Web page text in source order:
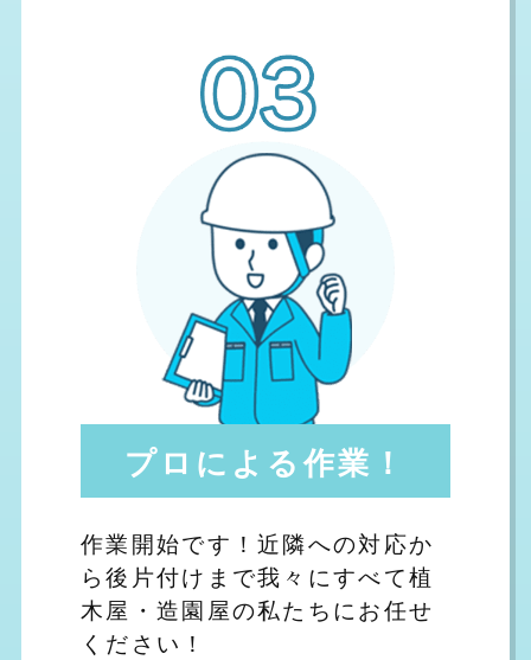
プロによる作業！
作業開始です！近隣への対応か
ら後片付けまで我々にすべて植
木屋・造園屋の私たちにお任せ
ください！